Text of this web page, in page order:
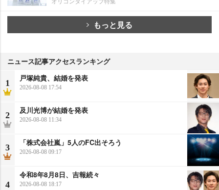
もっと見る
ニュース記事アクセスランキング
1
戸塚純貴、結婚を発表
2026-08-08 17:54
2
及川光博が結婚を発表
2026-08-08 11:34
3
「株式会社嵐」5人のFC出そろう
2026-08-08 09:17
4
令和8年8月8日、吉報続々
2026-08-08 18:17